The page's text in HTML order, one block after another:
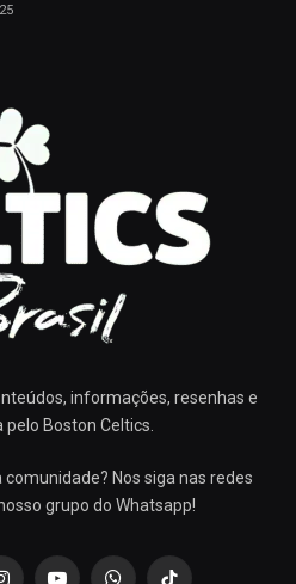
informações, resenhas e
Boston Celtics.
Nos siga nas redes
grupo do Whatsapp!